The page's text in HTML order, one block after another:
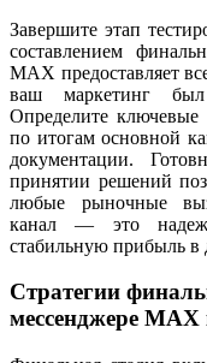
Завершите этап
составлением
MAX предоставляет
ваш маркетинг
Определите
по итогам основной
документации.
принятии решений
любые рыночные
канал — это
стабильную прибыль в
Стратегии
мессенджере